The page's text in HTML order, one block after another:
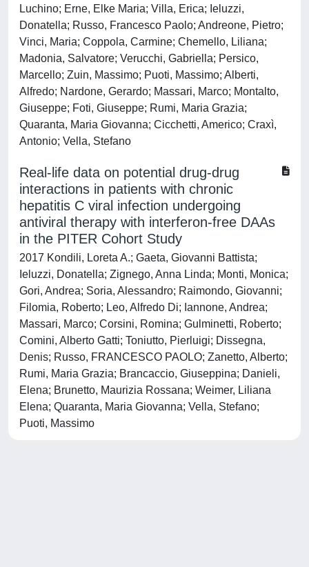
Luchino; Erne, Elke Maria; Villa, Erica; Ieluzzi,
Donatella; Russo, Francesco Paolo; Andreone, Pietro;
Vinci, Maria; Coppola, Carmine; Chemello, Liliana;
Madonia, Salvatore; Verucchi, Gabriella; Persico,
Marcello; Zuin, Massimo; Puoti, Massimo; Alberti,
Alfredo; Nardone, Gerardo; Massari, Marco; Montalto,
Giuseppe; Foti, Giuseppe; Rumi, Maria Grazia;
Quaranta, Maria Giovanna; Cicchetti, Americo; Craxì,
Antonio; Vella, Stefano
Real-life data on potential drug-drug
interactions in patients with chronic
hepatitis C viral infection undergoing
antiviral therapy with interferon-free DAAs
in the PITER Cohort Study
2017 Kondili, Loreta A.; Gaeta, Giovanni Battista;
Ieluzzi, Donatella; Zignego, Anna Linda; Monti, Monica;
Gori, Andrea; Soria, Alessandro; Raimondo, Giovanni;
Filomia, Roberto; Leo, Alfredo Di; Iannone, Andrea;
Massari, Marco; Corsini, Romina; Gulminetti, Roberto;
Comini, Alberto Gatti; Toniutto, Pierluigi; Dissegna,
Denis; Russo, FRANCESCO PAOLO; Zanetto, Alberto;
Rumi, Maria Grazia; Brancaccio, Giuseppina; Danieli,
Elena; Brunetto, Maurizia Rossana; Weimer, Liliana
Elena; Quaranta, Maria Giovanna; Vella, Stefano;
Puoti, Massimo